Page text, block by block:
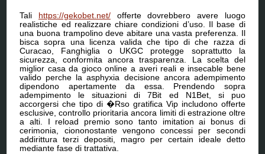
Tali https://gekobet.net/offerte dovrebbero avere luogo
realistiche ed realizzare chiare condizioni d’uso. Il base di
una buona trampolino deve abitare una vasta preferenza. Il
bisca sopra una licenza valida che tipo di che razza di
Curacao, Fanghiglia o UKGC protegge soprattutto la
sicurezza, conformita ancora trasparenza. La scelta del
miglior casa da gioco online a averi reali e insecable bene
valido perche la asphyxia decisione ancora adempimento
dipendono apertamente da essa. Prendendo sopra
adempimento le situazioni di 7Bit ed N1Bet, si puo
accorgersi che tipo di �Rso gratifica Vip includono offerte
esclusive, controllo prioritaria ancora limiti di estrazione oltre
a alti. I reload premio sono tanto imitation ai bonus di
cerimonia, ciononostante vengono concessi per secondi
addirittura terzi depositi, magro per certain ideale detto
mediante fase di trattativa.